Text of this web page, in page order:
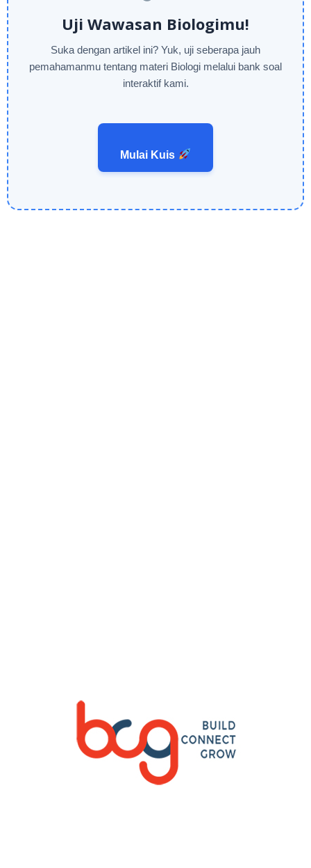
Uji Wawasan Biologimu!
Suka dengan artikel ini? Yuk, uji seberapa jauh
pemahamanmu tentang materi Biologi melalui bank soal
interaktif kami.
Mulai Kuis